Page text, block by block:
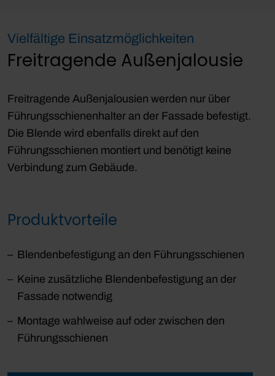
Vielfältige Einsatzmöglichkeiten
Freitragende Außenjalousie
Freitragende Außenjalousien werden nur über
Führungsschienenhalter an der Fassade befestigt.
Die Blende wird ebenfalls direkt auf den
Führungsschienen montiert und benötigt keine
Verbindung zum Gebäude.
Produktvorteile
Blendenbefestigung an den Führungsschienen
Keine zusätzliche Blendenbefestigung an der
Fassade notwendig
Montage wahlweise auf oder zwischen den
Führungsschienen